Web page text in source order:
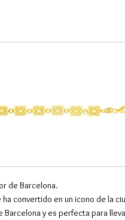
de Barcelona.
ha convertido en un icono de la
y es perfecta para